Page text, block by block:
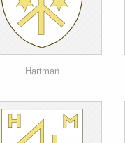
Hartman